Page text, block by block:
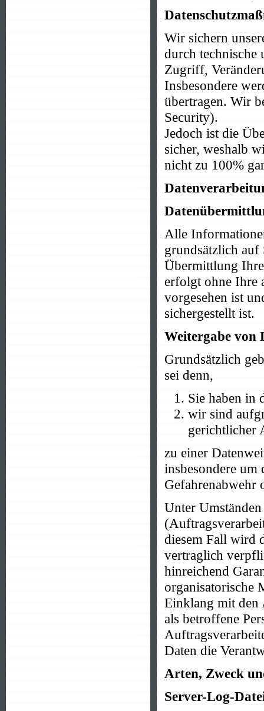
Wir sichern
durch technische
Zugriff,
Insbesondere
übertragen. Wir
Security).
Jedoch ist die
sicher, weshalb
nicht zu 100%
Alle
grundsätzlich
Übermittlung
erfolgt ohne Ihre
vorgesehen ist
sichergestellt ist.
Weitergabe von
Grundsätzlich
sei denn,
Sie haben in
wir sind
gerichtlicher
zu einer
insbesondere
Gefahrenabwehr
Unter
diesem Fall wird
vertraglich
hinreichend
organisatorische
Einklang mit den
als betroffene
Daten die
Arten, Zweck
Server-Log-